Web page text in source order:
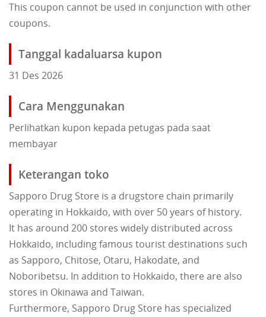
This coupon cannot be used in conjunction with other
coupons.
Tanggal kadaluarsa kupon
31 Des 2026
Cara Menggunakan
Perlihatkan kupon kepada petugas pada saat
membayar
Keterangan toko
Sapporo Drug Store is a drugstore chain primarily
operating in Hokkaido, with over 50 years of history.
It has around 200 stores widely distributed across
Hokkaido, including famous tourist destinations such
as Sapporo, Chitose, Otaru, Hakodate, and
Noboribetsu. In addition to Hokkaido, there are also
stores in Okinawa and Taiwan.
Furthermore, Sapporo Drug Store has specialized